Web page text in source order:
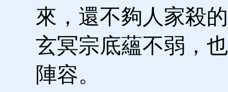
來，還不夠人家殺
玄冥宗底蘊不弱，
陣容。